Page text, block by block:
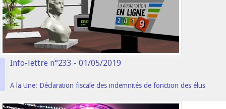
Info-lettre n°233 - 01/05/2019
A la Une: Déclaration fiscale des indemnités de fonction des élus